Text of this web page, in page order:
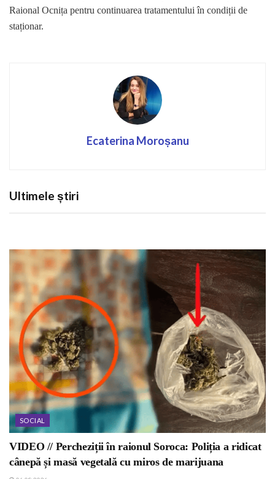
Raional Ocnița pentru continuarea tratamentului în condiții de
staționar.
Ecaterina Moroșanu
Ultimele știri
SOCIAL
VIDEO // Percheziții în raionul Soroca: Poliția a ridicat
cânepă și masă vegetală cu miros de marijuana